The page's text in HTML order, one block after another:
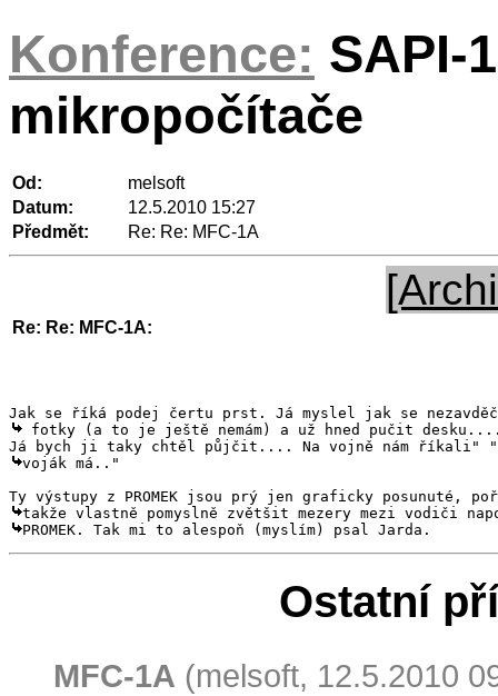
Konference: SAPI-
mikropočítače
Od:
melsoft
Datum:
12.5.2010 15:27
Předmět:
Re: Re: MFC-1A
Re: Re: MFC-1A:
fotky (a to je ještě nemám) a už hned pučit
voják má.."
PROMEK. Tak mi to alespoň (myslím) psal Jarda.
Ostatní
MFC-1A (melsoft, 12.5.2010